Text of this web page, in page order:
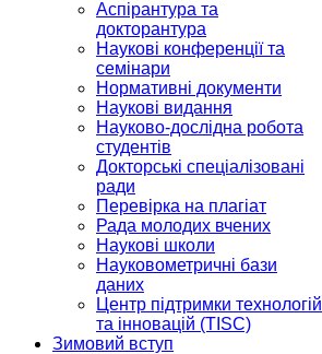
Аспірантура та
докторантура
Наукові конференції та
семінари
Нормативні документи
Наукові видання
Науково-дослідна робота
студентів
Докторські спеціалізовані
ради
Перевірка на плагіат
Рада молодих вчених
Наукові школи
Науковометричні бази
даних
Центр підтримки технологій
та інновацій (TISC)
Зимовий вступ